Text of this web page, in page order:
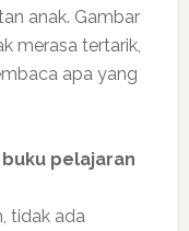
anak. Gambar
merasa tertarik,
apa yang
pelajaran
tidak ada